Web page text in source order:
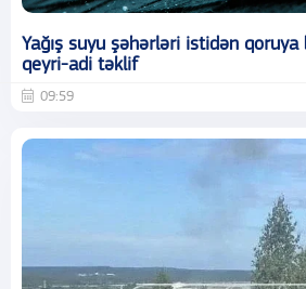
Yağış suyu şəhərləri istidən
qeyri-adi təklif
09:59